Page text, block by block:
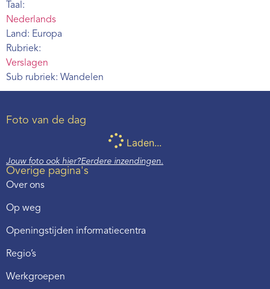
Taal:
Nederlands
Land: Europa
Rubriek:
Verslagen
Sub rubriek: Wandelen
Foto van de dag
Laden...
Jouw foto ook hier?Eerdere inzendingen.
Overige pagina's
Over ons
Op weg
Openingstijden informatiecentra
Regio’s
Werkgroepen